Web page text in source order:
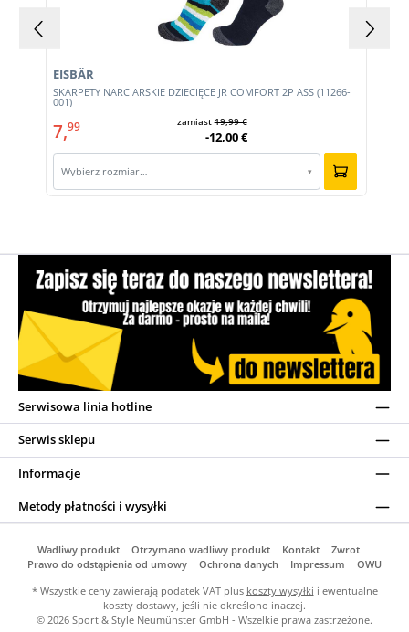
SKARPETY NARCIARSKIE DZIECIĘCE JR COMFORT 2P ASS (11266-
001)
EISBÄR
7,99 zamiast19,99 €
-12,00 €
Wybierz rozmiar… ▾
Serwisowa linia hotline
Serwis sklepu
Informacje
Metody płatności i wysyłki
Wadliwy produkt Otrzymano wadliwy produkt Kontakt
Zwrot
Prawo do odstąpienia od umowy
Ochrona danych Impressum
OWU
* Wszystkie ceny zawierają podatek VAT plus koszty wysyłki i ewentualne
koszty dostawy, jeśli nie określono inaczej.
© 2026 Sport & Style Neumünster GmbH - Wszelkie prawa zastrzeżone.